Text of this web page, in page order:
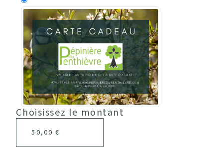
Choisissez le montant